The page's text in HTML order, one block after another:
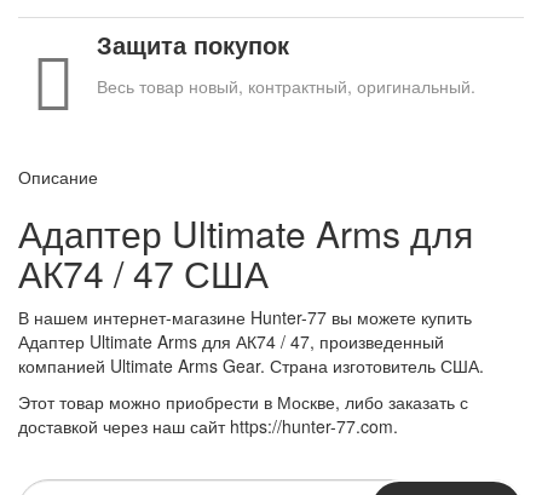
Защита покупок
Весь товар новый, контрактный, оригинальный.
Описание
Адаптер Ultimate Arms для
АК74 / 47 США
В нашем интернет-магазине Hunter-77 вы можете купить
Адаптер Ultimate Arms для АК74 / 47, произведенный
компанией Ultimate Arms Gear. Страна изготовитель США.
Этот товар можно приобрести в Москве, либо заказать с
доставкой через наш сайт https://hunter-77.com.